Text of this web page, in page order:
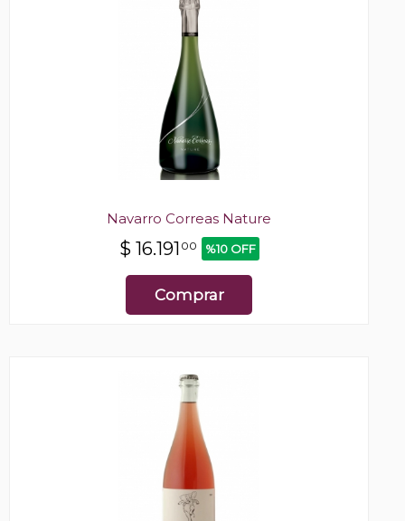
Navarro Correas Nature
$ 16.191 00 %10 OFF
Comprar